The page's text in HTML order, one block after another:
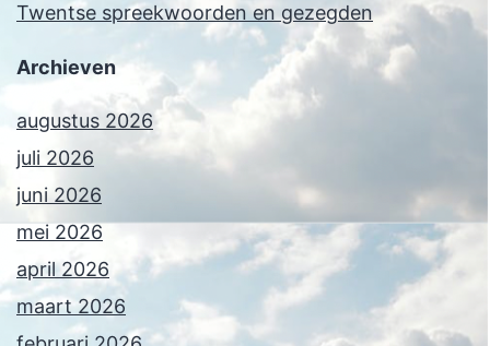
Twentse spreekwoorden en gezegden
Archieven
augustus 2026
juli 2026
juni 2026
mei 2026
april 2026
maart 2026